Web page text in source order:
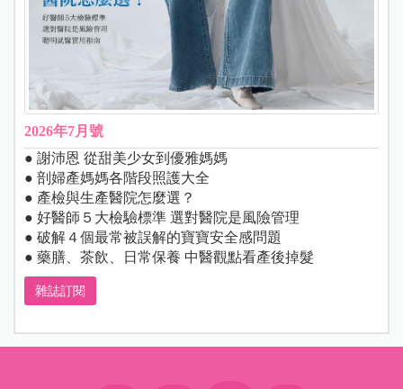
2026年7月號
● 謝沛恩 從甜美少女到優雅媽媽
● 剖婦產媽媽各階段照護大全
● 產檢與生產醫院怎麼選？
● 好醫師５大檢驗標準 選對醫院是風險管理
● 破解４個最常被誤解的寶寶安全感問題
● 藥膳、茶飲、日常保養 中醫觀點看產後掉髮
雜誌訂閱